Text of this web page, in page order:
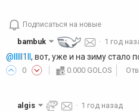
Подписаться на новые
bambuk · 1 год
@lllll1ll, вот, уже и на зиму стало
0 0.000 GOLOS
algis · 1 год назад